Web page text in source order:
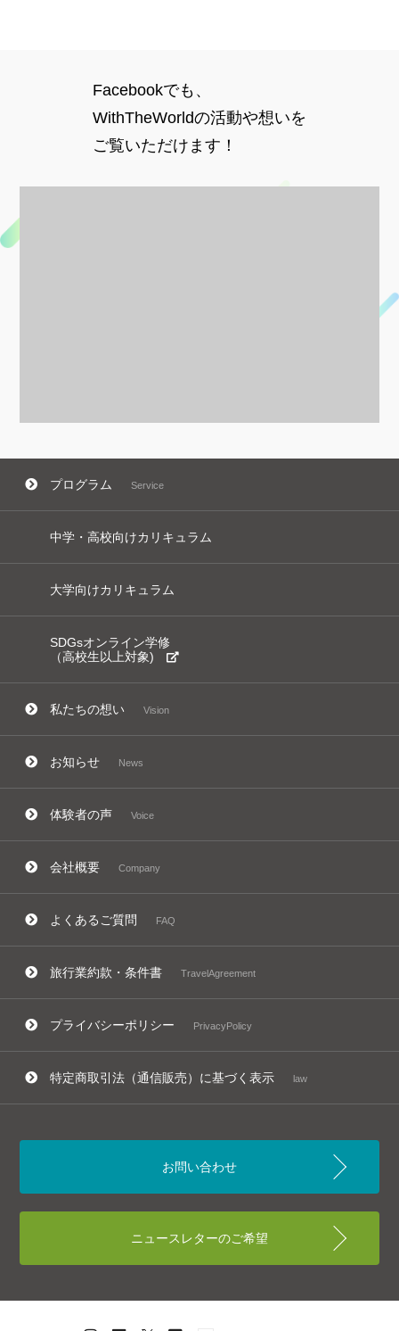
Facebookでも、
WithTheWorldの活動や想いを
ご覧いただけます！
プログラム Service
中学・高校向けカリキュラム
大学向けカリキュラム
SDGsオンライン学修
（高校生以上対象)
私たちの想い Vision
お知らせ News
体験者の声 Voice
会社概要 Company
よくあるご質問 FAQ
旅行業約款・条件書 TravelAgreement
プライバシーポリシー PrivacyPolicy
特定商取引法（通信販売）に基づく表示 law
お問い合わせ
ニュースレターのご希望